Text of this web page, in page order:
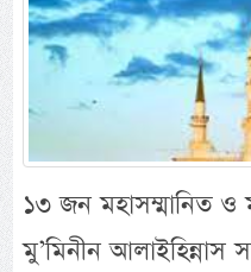
১৩ জন মহাসম্মানিত ও
মু’মিনীন আলাইহিন্নাস